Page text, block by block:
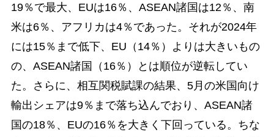
19％で最大、EUは16％、ASEAN諸国は12％、南
米は6％、アフリカは4％であった。それが2024年
には15％まで低下、EU（14％）よりは大きいもの
の、ASEAN諸国（16％）とは順位が逆転してい
た。さらに、相互関税賦課の結果、5月の米国向け
輸出シェアは9％まで落ち込んでおり、ASEAN諸
国の18％、EUの16％を大きく下回っている。ちな